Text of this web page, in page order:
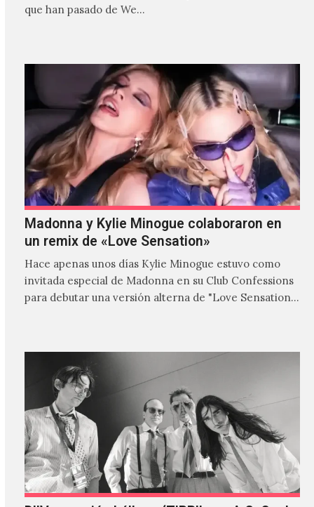
que han pasado de We…
Madonna y Kylie Minogue colaboraron en
un remix de «Love Sensation»
Hace apenas unos días Kylie Minogue estuvo como
invitada especial de Madonna en su Club Confessions
para debutar una versión alterna de "Love Sensation",